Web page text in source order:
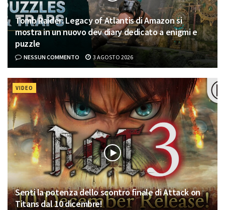
Tomb Raider: Legacy of Atlantis di Amazon si
mostra in un nuovo dev diary dedicato a enigmi e
puzzle
NESSUN COMMENTO 3 AGOSTO 2026
VIDEO
Senti la potenza dello scontro finale di Attack on
Titans dal 10 dicembre!